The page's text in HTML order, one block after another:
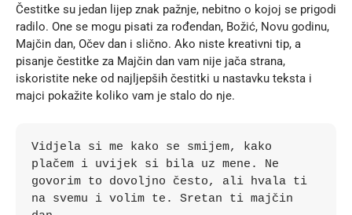
Čestitke su jedan lijep znak pažnje, nebitno o kojoj se prigodi
radilo. One se mogu pisati za rođendan, Božić, Novu godinu,
Majčin dan, Očev dan i slično. Ako niste kreativni tip, a
pisanje čestitke za Majčin dan vam nije jača strana,
iskoristite neke od najljepših čestitki u nastavku teksta i
majci pokažite koliko vam je stalo do nje.
Vidjela si me kako se smijem, kako
plačem i uvijek si bila uz mene. Ne
govorim to dovoljno često, ali hvala ti
na svemu i volim te. Sretan ti majčin